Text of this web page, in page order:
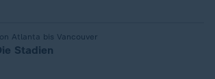
Atlanta bis Vancouver
Stadien